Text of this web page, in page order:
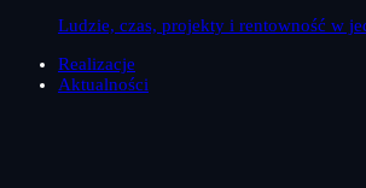
Ludzie, czas, projekty i rentowność w
Realizacje
Aktualności